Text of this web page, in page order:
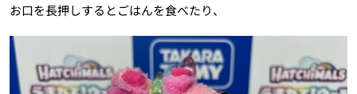
お口を長押しするとごはんを食べたり、